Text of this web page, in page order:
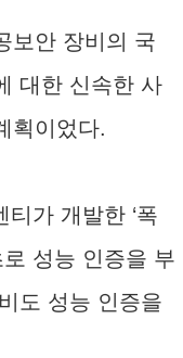
보안 장비의 국
대한 신속한 사
획이었다.
가 개발한 ‘폭
성능 인증을 부
도 성능 인증을